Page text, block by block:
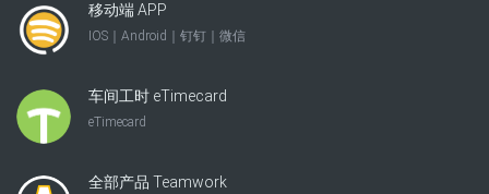
移动端 APP
IOS｜Android｜钉钉｜微信
车间工时 eTimecard
eTimecard
全部产品 Teamwork